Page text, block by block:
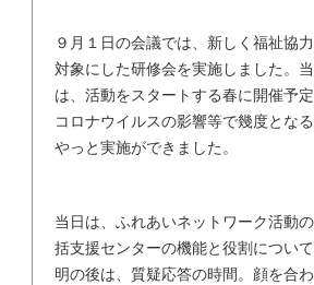
９月１日の会議では、新しく福祉協
対象にした研修会を実施しました。
は、活動をスタートする春に開催予
コロナウイルスの影響等で幾度とな
やっと実施ができました。
当日は、ふれあいネットワーク活動
括支援センターの機能と役割につい
明の後は、質疑応答の時間。顔を合